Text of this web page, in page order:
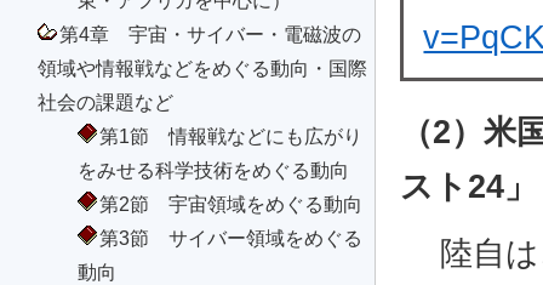
第4章 宇宙・サイバー・電磁波の
領域や情報戦などをめぐる動向・国際
社会の課題など
第1節 情報戦などにも広がり
をみせる科学技術をめぐる動向
第2節 宇宙領域をめぐる動向
第3節 サイバー領域をめぐる
動向
（2）米
スト24」
陸自